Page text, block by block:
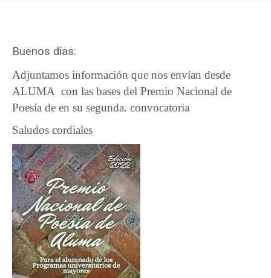
Buenos días:
Adjuntamos información que nos envían desde
ALUMA con las bases del Premio Nacional de
Poesía de en su segunda. convocatoria
Saludos cordiales